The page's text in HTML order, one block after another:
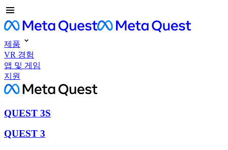
제품
VR 경험
앱 및 게임
지원
QUEST 3S
QUEST 3